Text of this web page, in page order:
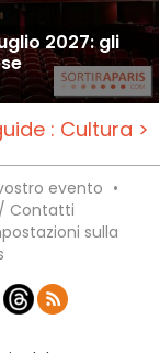
2027: gli
: Cultura >
evento •
Contatti
sulla